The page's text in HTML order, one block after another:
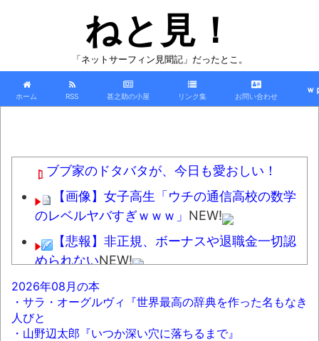
ねと見！
「ネットサーフィン見聞記」だったとこ。
ホーム RSS 甚之助の小屋 リンク集 お問い合わせ
ｗ
ブブ家のドタバタが、今日も愛おしい！
【画像】女子高生「ウチの通信高校の数学
のレベルヤバすぎｗｗｗ」 NEW!
【悲報】非正規、ボーナスや退職金一切認
められないNEW!
軟体動物みたいに柔らかい手を持つ人、話
題にｗｗｗｗ「脳が理解を拒む」「ミギー」
NEW!
2026年08月の本
・サラ・オーグルヴィ『世界最高の辞典を作った名もなき
人びと
・山野辺太郎『いつか深い穴に落ちるまで』